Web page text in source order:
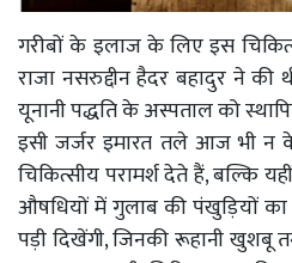
गरीबों के इलाज के लिए इस
राजा नसरुद्दीन हैदर बहादुर ने की
यूनानी पद्धति के अस्पताल को
इसी जर्जर इमारत तले आज भी न
चिकित्सीय परामर्श देते हैं, बल्कि
औषधियों में गुलाब की पंखुड़ियों का
पड़ी दिखेंगी, जिनकी रूहानी खुशबू